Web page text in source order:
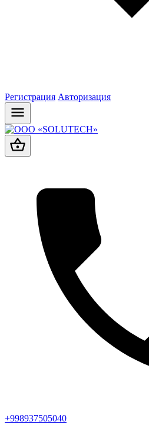
Регистрация Авторизация
+998937505040